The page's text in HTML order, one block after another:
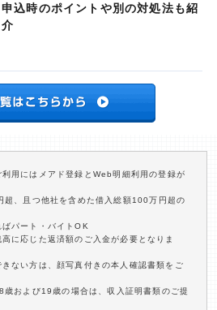
申込時のポイントや別の対処法も紹
介
用にはメアド登録とWeb明細利用の登録が
超、且つ他社を含めた借入総額100万円超の
パート・バイトOK
に応じた返済額のご入金が必要となりま
ない方は、顔写真付きの本人確認書類をご
および19歳の場合は、収入証明書類のご提